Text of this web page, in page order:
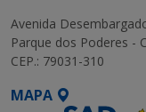
Avenida
Parque dos Poderes -
CEP.: 79031-310
MAPA